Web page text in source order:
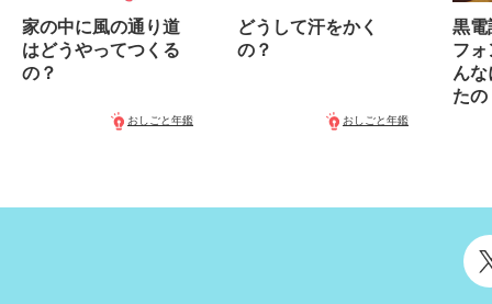
家の中に風の通り道
はどうやってつくる
の？
おしごと年鑑
どうして汗をかく
の？
おしごと年鑑
黒電
フォ
ん
たの